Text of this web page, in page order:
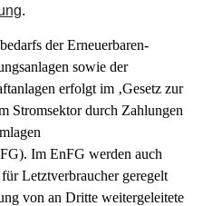
.
der Erneuerbaren-
sowie der
erfolgt im ‚Gesetz zur
Stromsektor durch Zahlungen
Im EnFG werden auch
Letztverbraucher geregelt
von an Dritte weitergeleitete